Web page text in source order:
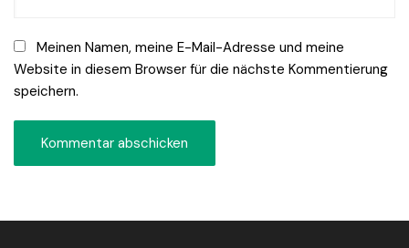
Meinen Namen, meine E-Mail-Adresse und meine
Website in diesem Browser für die nächste Kommentierung
speichern.